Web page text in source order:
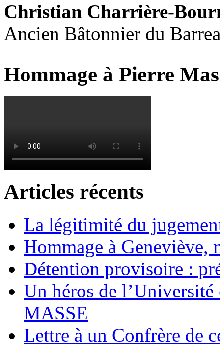
Christian Charrière-
Ancien Bâtonnier du
Hommage à Pierre
Articles récents
La légitimité du
Hommage à Geneviève,
Détention provisoire :
Un héros de
MASSE
Lettre à un Confrère de